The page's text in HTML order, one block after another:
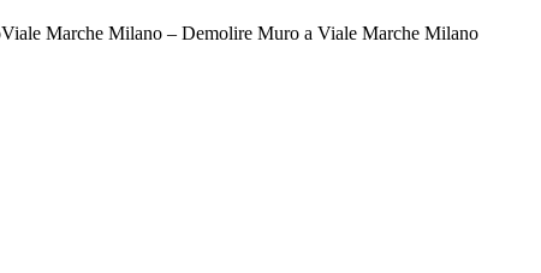
Viale Marche Milano – Demolire Muro a Viale Marche Milano